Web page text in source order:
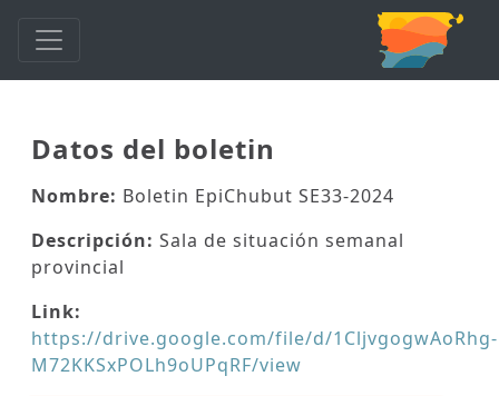
Datos del boletin
Nombre: Boletin EpiChubut SE33-2024
Descripción: Sala de situación semanal
provincial
Link:
https://drive.google.com/file/d/1CljvgogwAoRhg-
M72KKSxPOLh9oUPqRF/view